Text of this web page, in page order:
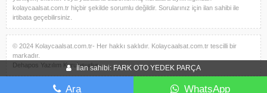
İlan sahibi: FARK OTO YEDEK PARÇA
Ara WhatsApp
kolaycaalsat.com.tr hiçbir şekilde sorumlu değildir. Sorularınız için ilan sahibi ile
irtibata geçebilirsiniz.
© 2024 Kolaycaalsat.com.tr- Her hakkı saklıdır. Kolaycaalsat.com.tr tescilli bir
markadır.
Dehapos Yazılım Kuruluşudur.